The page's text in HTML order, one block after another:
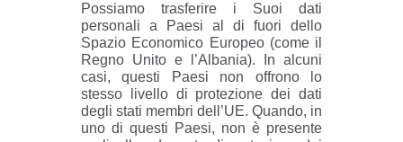
Possiamo trasferire i Suoi dati
personali a Paesi al di fuori dello
Spazio Economico Europeo (come il
Regno Unito e l’Albania). In alcuni
casi, questi Paesi non offrono lo
stesso livello di protezione dei dati
degli stati membri dell’UE. Quando, in
uno di questi Paesi, non è presente